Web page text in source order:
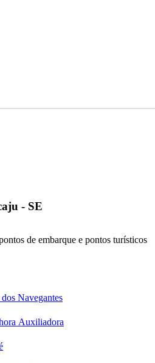
- SE
de embarque e pontos turísticos
Navegantes
Auxiliadora